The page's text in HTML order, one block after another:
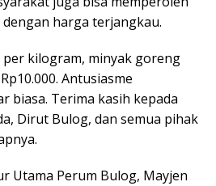
harga terjangkau.
per kilogram, minyak goreng
Antusiasme
biasa. Terima kasih kepada
Dirut Bulog, dan semua pihak
Utama Perum Bulog, Mayjen